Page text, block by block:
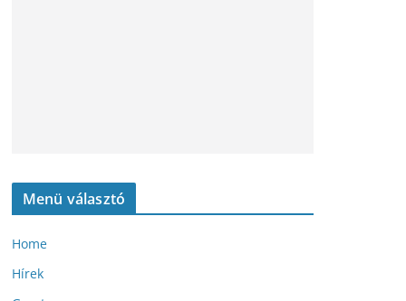
Menü választó
Home
Hírek